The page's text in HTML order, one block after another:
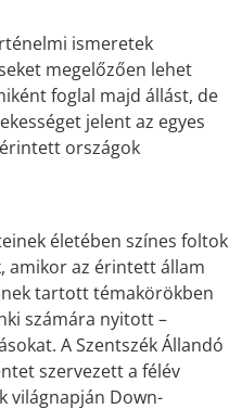
ismeretek
megelőzően lehet
foglal majd állást, de
jelent az egyes
országok
életében színes foltok
amikor az érintett állam
tartott témakörökben
számára nyitott –
A Szentszék Állandó
szervezett a félév
világnapján Down-